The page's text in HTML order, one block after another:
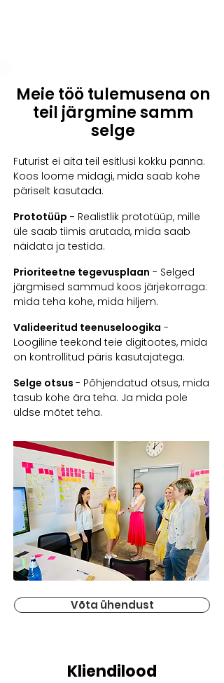
Meie töö tulemusena on
teil järgmine samm
selge
Futurist ei aita teil esitlusi kokku panna.
Koos loome midagi, mida saab kohe
päriselt kasutada.
Prototüüp - Realistlik prototüüp, mille
üle saab tiimis arutada, mida saab
näidata ja testida.
Prioriteetne tegevusplaan - Selged
järgmised sammud koos järjekorraga:
mida teha kohe, mida hiljem.
Valideeritud teenuseloogika -
Loogiline teekond teie digitootes, mida
on kontrollitud päris kasutajatega.
Selge otsus - Põhjendatud otsus, mida
tasub kohe ära teha. Ja mida pole
üldse mõtet teha.
Võta ühendust
Kliendilood